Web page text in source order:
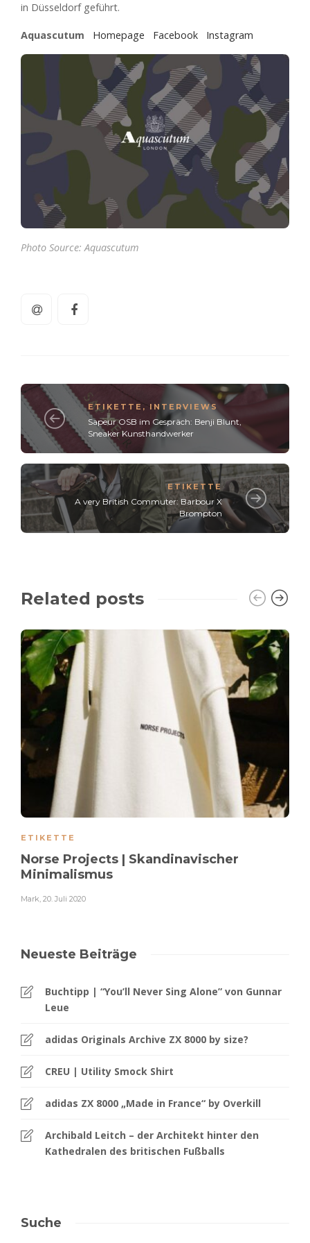
in Düsseldorf geführt.
Aquascutum Homepage Facebook Instagram
Photo Source:Aquascutum
ETIKETTE , INTERVIEWS
Sapeur OSB im Gespräch: Benji Blunt,
Sneaker Kunsthandwerker
ETIKETTE
A very British Commuter: Barbour X
Brompton
Related posts
ETIKETTE
Norse Projects | Skandinavischer
Minimalismus
Mark, 20. Juli 2020
Neueste Beiträge
Buchtipp | “You’ll Never Sing Alone” von Gunnar
Leue
adidas Originals Archive ZX 8000 by size?
CREU | Utility Smock Shirt
adidas ZX 8000 „Made in France“ by Overkill
Archibald Leitch – der Architekt hinter den
Kathedralen des britischen Fußballs
Suche